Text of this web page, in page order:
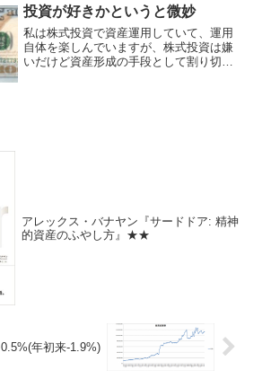
通りだった）が、あ...
投資が好きかというと微妙
私は株式投資で資産運用していて、運用
自体を楽しんでいますが、株式投資は嫌
いだけど資産形成の手段として割り切っ
アレックス・バナヤン『サードドア: 精神
的資産のふやし方』★★
年初来-1.9%)